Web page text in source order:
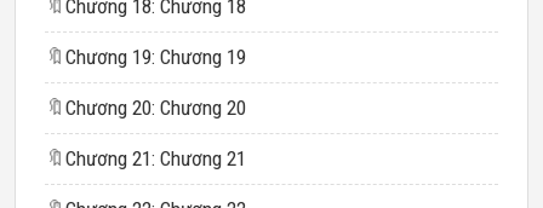
🔖 Chương 18: Chương 18
🔖 Chương 19: Chương 19
🔖 Chương 20: Chương 20
🔖 Chương 21: Chương 21